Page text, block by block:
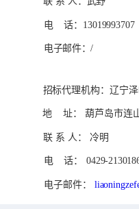
电 话： 13019993707
电子邮件：/
招标代理机构：辽宁
地 址： 葫芦岛市连
联 系 人： 冷明
电 话： 0429-
电子邮件：